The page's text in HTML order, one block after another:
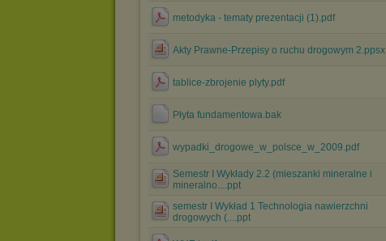
metodyka - tematy prezentacji (1).pdf
Akty Prawne-Przepisy o ruchu drogowym 2.ppsx
tablice-zbrojenie plyty.pdf
Płyta fundamentowa.bak
wypadki_drogowe_w_polsce_w_2009.pdf
Semestr I Wykłady 2.2 (mieszanki mineralne i
mineralno....ppt
semestr I Wykład 1 Technologia nawierzchni
drogowych (....ppt